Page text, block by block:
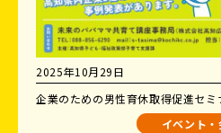
2025年10月29日
企業のための男性育休取得促進セミ
イベント・